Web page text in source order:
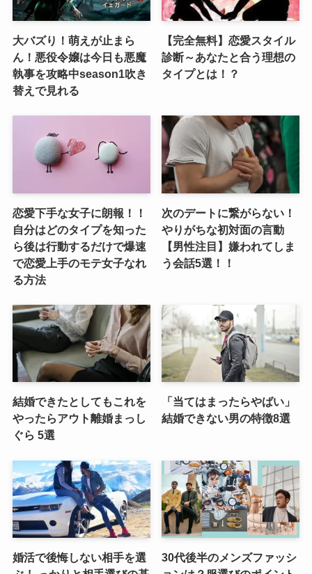
大バズり！萌えが止まら
ん！悪役令嬢は今日も悪魔
執事を攻略中season1吹き
替えで見れる
【完全無料】恋愛スタイル
診断～あなたと合う理想の
タイプとは！？
恋愛下手な女子に朗報！！
自分はどのタイプを知った
ら後は行動するだけで爆速
で恋愛上手のモテ女子なれ
る方法
次のデートに繋がらない！
やりがちな初対面の言動
【男性注目】嫌われてしま
う会話5選！！
結婚できたとしてもこれを
やったらアウト離婚まっし
ぐら 5選
「当てはまったらやばい」
結婚できない男の特徴8選
婚活で後悔しない相手を選
30代後半のメンズファッシ